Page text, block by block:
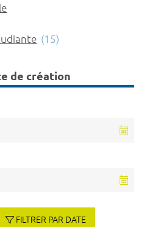
(15)
de création
FILTRER PAR DATE